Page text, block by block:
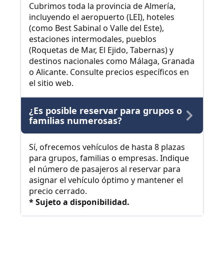
Cubrimos toda la provincia de Almería,
incluyendo el aeropuerto (LEI), hoteles
(como Best Sabinal o Valle del Este),
estaciones intermodales, pueblos
(Roquetas de Mar, El Ejido, Tabernas) y
destinos nacionales como Málaga, Granada
o Alicante. Consulte precios específicos en
el sitio web.
¿Es posible reservar para grupos o
familias numerosas?
Sí, ofrecemos vehículos de hasta 8 plazas
para grupos, familias o empresas. Indique
el número de pasajeros al reservar para
asignar el vehículo óptimo y mantener el
precio cerrado.
* Sujeto a disponibilidad.